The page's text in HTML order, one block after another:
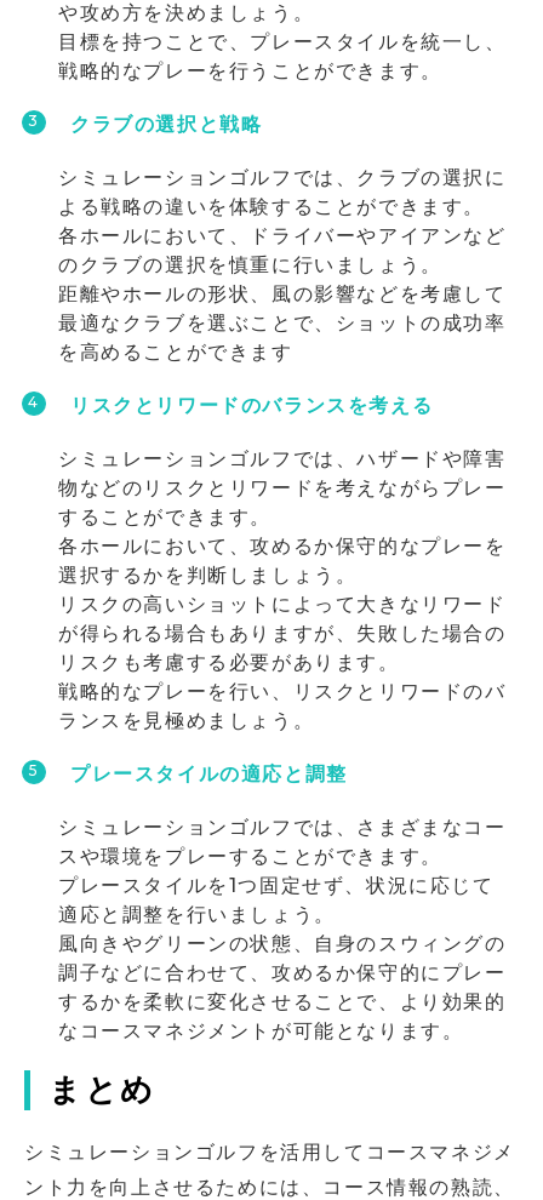
や攻め方を決めましょう。
目標を持つことで、プレースタイルを統一し、
戦略的なプレーを行うことができます。
クラブの選択と戦略
シミュレーションゴルフでは、クラブの選択に
よる戦略の違いを体験することができます。
各ホールにおいて、ドライバーやアイアンなど
のクラブの選択を慎重に行いましょう。
距離やホールの形状、風の影響などを考慮して
最適なクラブを選ぶことで、ショットの成功率
を高めることができます
リスクとリワードのバランスを考える
シミュレーションゴルフでは、ハザードや障害
物などのリスクとリワードを考えながらプレー
することができます。
各ホールにおいて、攻めるか保守的なプレーを
選択するかを判断しましょう。
リスクの高いショットによって大きなリワード
が得られる場合もありますが、失敗した場合の
リスクも考慮する必要があります。
戦略的なプレーを行い、リスクとリワードのバ
ランスを見極めましょう。
プレースタイルの適応と調整
シミュレーションゴルフでは、さまざまなコー
スや環境をプレーすることができます。
プレースタイルを1つ固定せず、状況に応じて
適応と調整を行いましょう。
風向きやグリーンの状態、自身のスウィングの
調子などに合わせて、攻めるか保守的にプレー
するかを柔軟に変化させることで、より効果的
なコースマネジメントが可能となります。
まとめ
シミュレーションゴルフを活用してコースマネジメ
ント力を向上させるためには、コース情報の熟読、